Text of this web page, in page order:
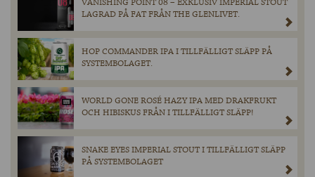
VANISHING POINT 08 – EXKLUSIV IMPERIAL STOUT
LAGRAD PÅ FAT FRÅN THE GLENLIVET.
HOP COMMANDER IPA I TILLFÄLLIGT SLÄPP PÅ
SYSTEMBOLAGET.
WORLD GONE ROSÉ HAZY IPA MED DRAKFRUKT
OCH HIBISKUS FRÅN I TILLFÄLLIGT SLÄPP!
SNAKE EYES IMPERIAL STOUT I TILLFÄLLIGT SLÄPP
PÅ SYSTEMBOLAGET